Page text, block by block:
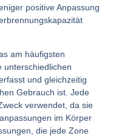
positive Anpassung
am häufigsten
unterschiedlichen
und gleichzeitig
Gebrauch ist. Jede
verwendet, da sie
im Körper
die jede Zone